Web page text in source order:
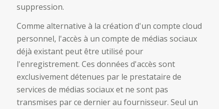
suppression.
Comme alternative à la création d'un compte cloud
personnel, l'accès à un compte de médias sociaux
déjà existant peut être utilisé pour
l'enregistrement. Ces données d'accès sont
exclusivement détenues par le prestataire de
services de médias sociaux et ne sont pas
transmises par ce dernier au fournisseur. Seul un